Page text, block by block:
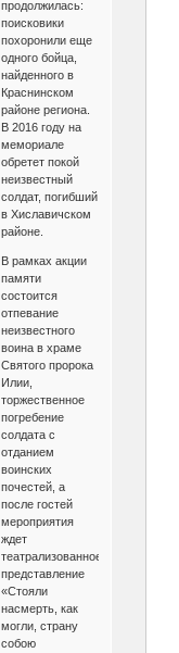
продолжилась:
поисковики
похоронили еще
одного бойца,
найденного в
Краснинском
районе региона.
В 2016 году на
мемориале
обретет покой
неизвестный
солдат, погибший
в Хиславичском
районе.
В рамках акции
памяти
состоится
отпевание
неизвестного
воина в храме
Святого пророка
Илии,
торжественное
погребение
солдата с
отданием
воинских
почестей, а
после гостей
мероприятия
ждет
театрализованное
представление
«Стояли
насмерть, как
могли, страну
собою